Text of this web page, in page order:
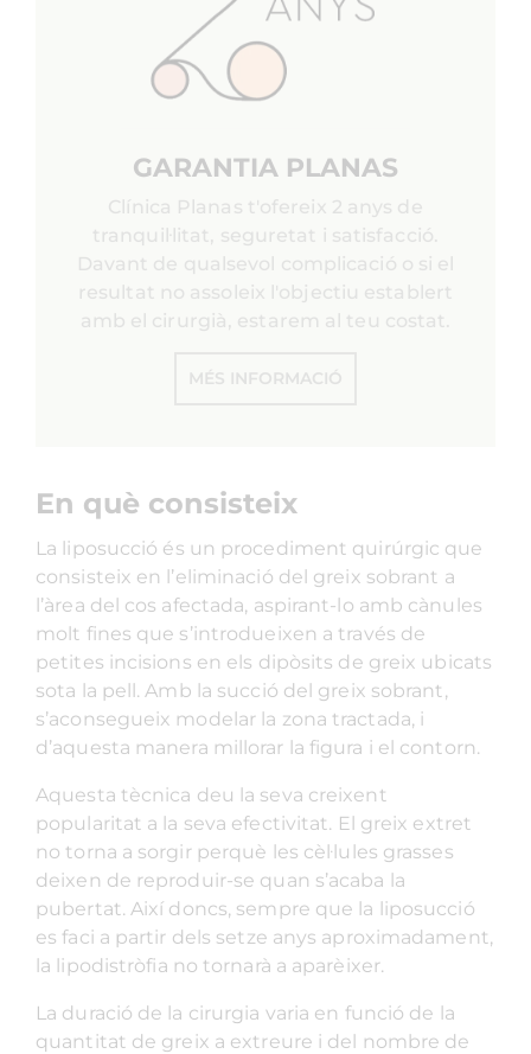
GARANTIA PLANAS
Clínica Planas t'ofereix 2 anys de
tranquil·litat, seguretat i satisfacció.
Davant de qualsevol complicació o si el
resultat no assoleix l'objectiu establert
amb el cirurgià, estarem al teu costat.
MÉS INFORMACIÓ
En què consisteix
La liposucció és un procediment quirúrgic que
consisteix en l’eliminació del greix sobrant a
l’àrea del cos afectada, aspirant-lo amb cànules
molt fines que s’introdueixen a través de
petites incisions en els dipòsits de greix ubicats
sota la pell. Amb la succió del greix sobrant,
s’aconsegueix modelar la zona tractada, i
d’aquesta manera millorar la figura i el contorn.
Aquesta tècnica deu la seva creixent
popularitat a la seva efectivitat. El greix extret
no torna a sorgir perquè les cèl·lules grasses
deixen de reproduir-se quan s’acaba la
pubertat. Així doncs, sempre que la liposucció
es faci a partir dels setze anys aproximadament,
la lipodistròfia no tornarà a aparèixer.
La duració de la cirurgia varia en funció de la
quantitat de greix a extreure i del nombre de